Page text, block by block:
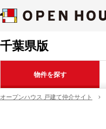
千葉県版
物件を探す
オープンハウス 戸建て仲介サイト